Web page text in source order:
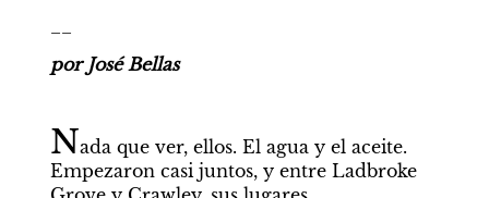
por José Bellas
Nada que ver, ellos. El agua y el aceite.
Empezaron casi juntos, y entre Ladbroke